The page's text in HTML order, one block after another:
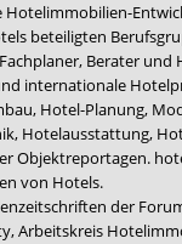
beteiligten
Berater und
internationale
Hotel-Planung,
Hotelausstattung,
Objektreportagen.
von Hotels.
der
,Arbeitskreis